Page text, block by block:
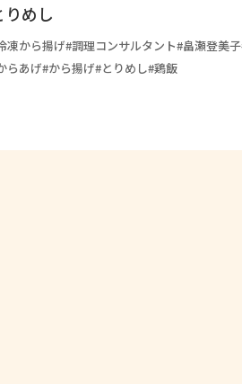
りめし
凍から揚げ 調理コンサルタント 畠瀬登美子
らあげ から揚げ とりめし 鶏飯